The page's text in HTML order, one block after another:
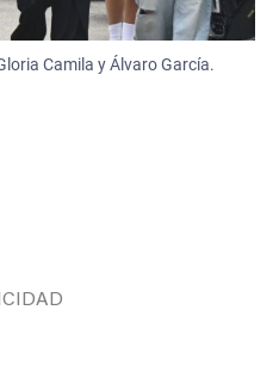
Camila y Álvaro García.